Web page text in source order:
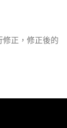
正，修正後的